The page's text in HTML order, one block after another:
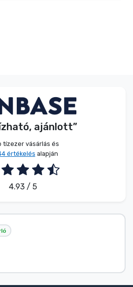
ajánlott”
tízezer vásárlás és
értékelés alapján
4.93 / 5